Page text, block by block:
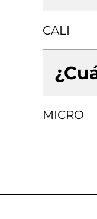
CALI
MICRO